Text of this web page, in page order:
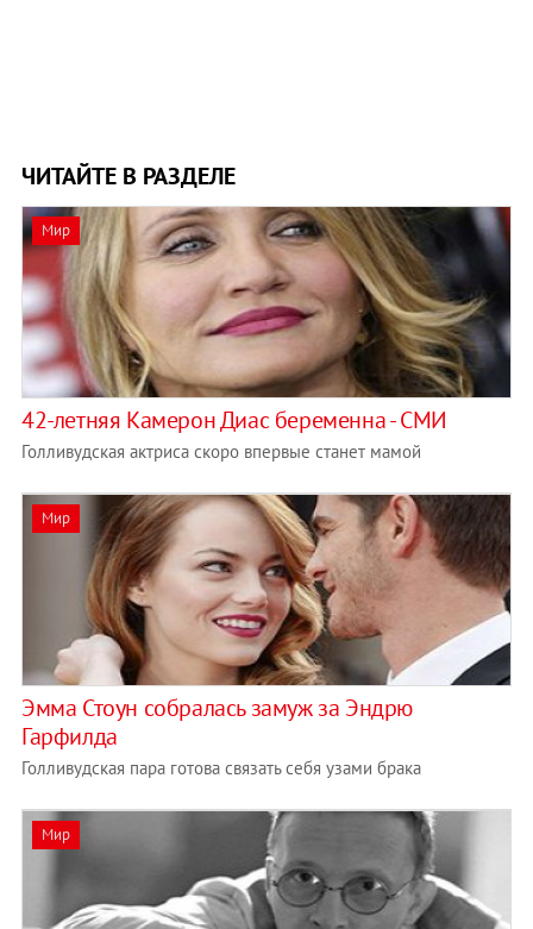
ЧИТАЙТЕ В РАЗДЕЛЕ
Мир
42-летняя Камерон Диаc беременна - СМИ
Голливудская актриса скоро впервые станет мамой
Мир
Эмма Стоун собралась замуж за Эндрю
Гарфилда
Голливудская пара готова связать себя узами брака
Мир